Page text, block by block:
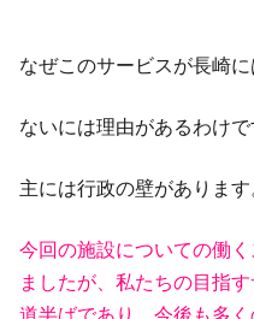
なぜこのサービスが長崎に
ないには理由があるわけで
主には行政の壁があります
今回の施設についての働
ましたが、私たちの目指
道半ばであり、今後も多く